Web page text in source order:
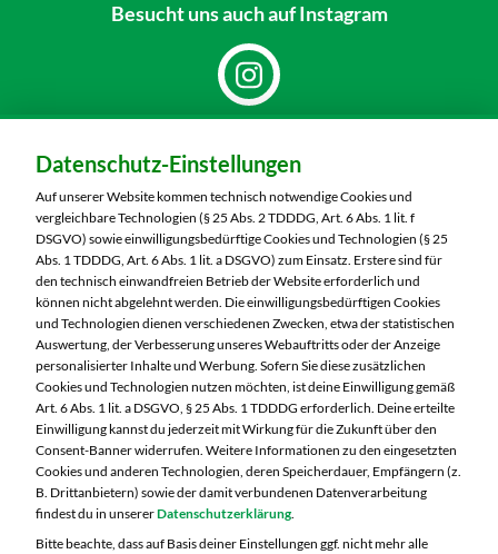
Besucht unsauch auf Instagram
MARKTKAUF Nürnberg-Mögeldorf
Laufamholzstraße 40/42
90482 Nürnberg
Telefon:0911 54340
Markt ändern
Öffnungszeiten diese Woche:
Mo:
08:00 – 20:00 Uhr
Di:
08:00 – 20:00 Uhr
Mi:
08:00 – 20:00 Uhr
Do:
08:00 – 20:00 Uhr
Fr:
08:00 – 20:00 Uhr
Datenschutz-Einstellungen
Auf unserer Website kommen technisch notwendige Cookies und
vergleichbare Technologien (§ 25 Abs. 2 TDDDG, Art. 6 Abs. 1 lit. f
DSGVO) sowie einwilligungsbedürftige Cookies und Technologien (§ 25
Abs. 1 TDDDG, Art. 6 Abs. 1 lit. a DSGVO) zum Einsatz. Erstere sind für
den technisch einwandfreien Betrieb der Website erforderlich und
können nicht abgelehnt werden. Die einwilligungsbedürftigen Cookies
und Technologien dienen verschiedenen Zwecken, etwa der statistischen
Auswertung, der Verbesserung unseres Webauftritts oder der Anzeige
personalisierter Inhalte und Werbung. Sofern Sie diese zusätzlichen
Cookies und Technologien nutzen möchten, ist deine Einwilligung gemäß
Art. 6 Abs. 1 lit. a DSGVO, § 25 Abs. 1 TDDDG erforderlich. Deine erteilte
Einwilligung kannst du jederzeit mit Wirkung für die Zukunft über den
Consent-Banner widerrufen. Weitere Informationen zu den eingesetzten
Cookies und anderen Technologien, deren Speicherdauer, Empfängern (z.
B. Drittanbietern) sowie der damit verbundenen Datenverarbeitung
findest du in unsererDatenschutzerklärung.
Bitte beachte, dass auf Basis deiner Einstellungen ggf. nicht mehr alle